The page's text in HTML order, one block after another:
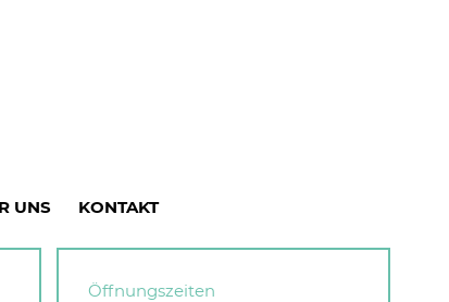
UNS KONTAKT
Öffnungszeiten